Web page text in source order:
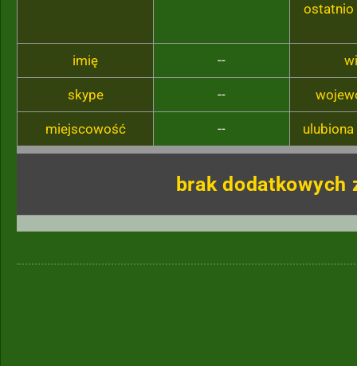
ostatnio
imię --
skype --
miejscowość --
brak dodatkowych